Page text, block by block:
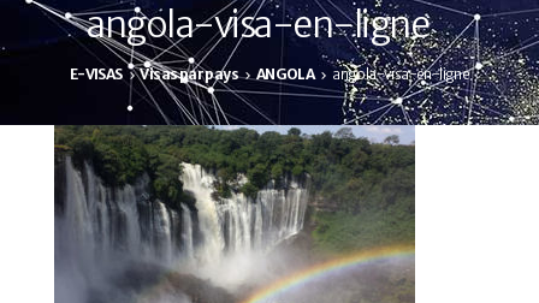
angola-visa-en-ligne
E-VISAS Visas par pays ANGOLA angola-visa-en-ligne